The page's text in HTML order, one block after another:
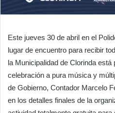
Este jueves 30 de abril en el
lugar de encuentro para recibir
la Municipalidad de Clorinda está
celebración a pura música y
de Gobierno, Contador Marcelo
en los detalles finales de la